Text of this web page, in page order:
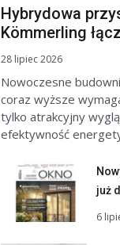
Hybrydowa
Kömmerling
28 lipiec 2026
Nowoczesne
coraz wyższe
tylko atrakcyjny
efektywność
już
6